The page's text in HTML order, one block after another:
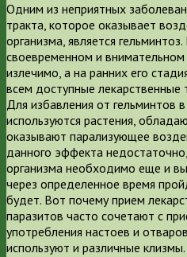
Одним из неприятных
тракта, которое оказывает
организма, является
своевременном и
излечимо, а на ранних его
всем доступные лекарственные
Для избавления от гельминтов
используются растения,
оказывают парализующее
данного эффекта
организма необходимо еще и
через определенное время
будет. Вот почему прием
паразитов часто сочетают с
употребления настоев и
используют и различные клизмы.